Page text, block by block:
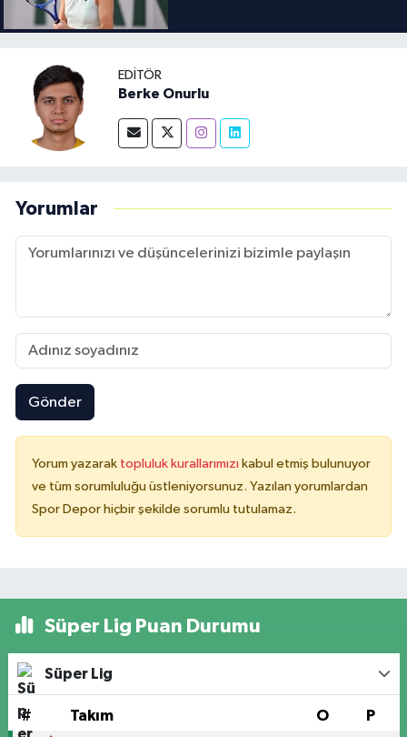
EDITÖR
Berke Onurlu
Yorumlar
Gönder
Yorum yazarak topluluk kurallarımızı kabul etmiş bulunuyor
ve tüm sorumluluğu üstleniyorsunuz. Yazılan yorumlardan
Spor Depor hiçbir şekilde sorumlu tutulamaz.
Süper Lig Puan Durumu
Süper Lig
# Takım O P